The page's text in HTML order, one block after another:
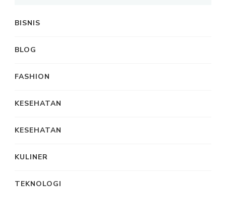
BISNIS
BLOG
FASHION
KESEHATAN
KESEHATAN
KULINER
TEKNOLOGI